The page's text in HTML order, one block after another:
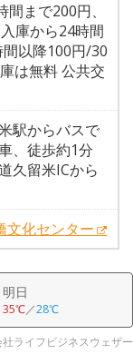
まで200円、
庫から24時間
以降100円/30
は無料 公共交
駅からバスで
、徒歩約1分
久留米ICから
文化センター
明日
35℃／28℃
ライフビジネスウェザー